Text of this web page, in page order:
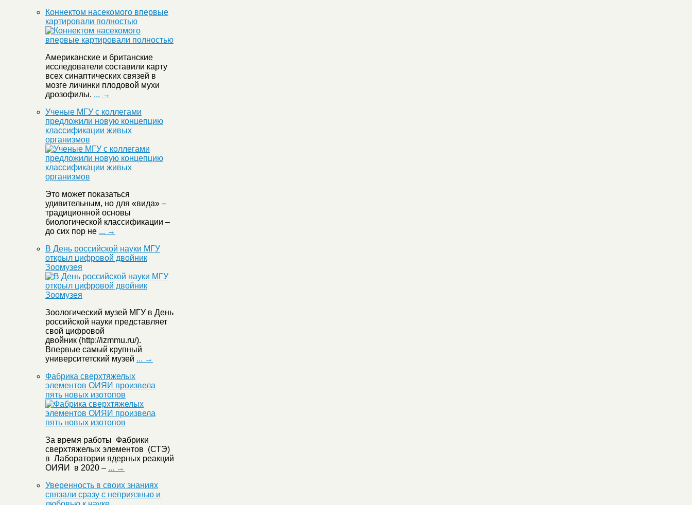
Коннектом насекомого впервые
картировали полностью
Американские и британские
исследователи составили карту
всех синаптических связей в
мозге личинки плодовой мухи
дрозофилы. ... →
Ученые МГУ с коллегами
предложили новую концепцию
классификации живых
организмов
Это может показаться
удивительным, но для «вида» –
традиционной основы
биологической классификации –
до сих пор не ... →
В День российской науки МГУ
открыл цифровой двойник
Зоомузея
Зоологический музей МГУ в День
российской науки представляет
свой цифровой
двойник (http://izmmu.ru/).
Впервые самый крупный
университетский музей ... →
Фабрика сверхтяжелых
элементов ОИЯИ произвела
пять новых изотопов
За время работы Фабрики
сверхтяжелых элементов (СТЭ)
в Лаборатории ядерных реакций
ОИЯИ в 2020 – ... →
Уверенность в своих знаниях
связали сразу с неприязнью и